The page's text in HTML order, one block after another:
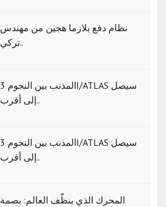
نظام دفع بلازما هجين من مهندس
تركي..
المذنب بين النجوم 3I/ATLAS سيصل
إلى أقرب..
المذنب بين النجوم 3I/ATLAS سيصل
إلى أقرب..
المحرك الذي ينظّف العالم: بصمة